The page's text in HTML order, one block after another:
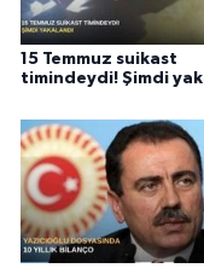
15 Temmuz suikast
timindeydi! Şimdi